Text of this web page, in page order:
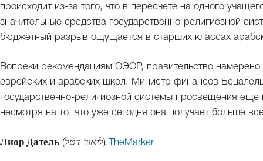
происходит из-за того, что в пересчете на одного
значительные средства государственно-религиозной
бюджетный разрыв ощущается в старших классах
Вопреки рекомендациям ОЭСР, правительство
еврейских и арабских школ. Министр финансов
государственно-религиозной системы просвещения
несмотря на то, что уже сегодня она получает больше
Лиор Датель (ליאור דטל), TheMarker